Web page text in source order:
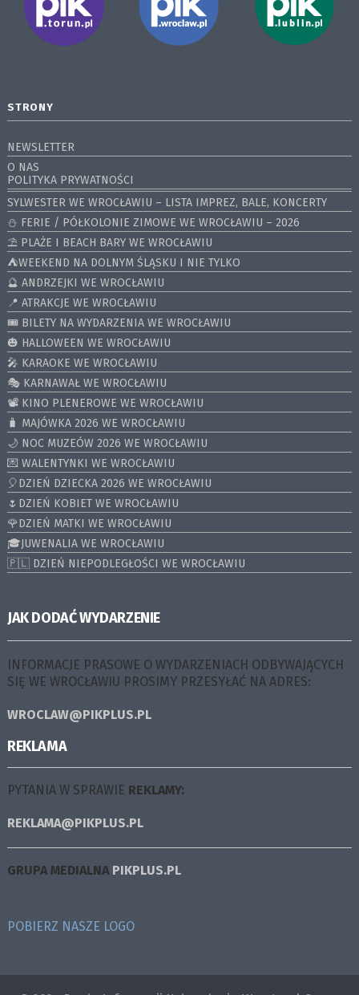
STRONY
NEWSLETTER
O NAS
POLITYKA PRYWATNOŚCI
SYLWESTER WE WROCŁAWIU – LISTA IMPREZ, BALE, KONCERTY
⛄️ FERIE / PÓŁKOLONIE ZIMOWE WE WROCŁAWIU – 2026
⛱️ PLAŻE I BEACH BARY WE WROCŁAWIU
⛺️WEEKEND NA DOLNYM ŚLĄSKU I NIE TYLKO
🔮 ANDRZEJKI WE WROCŁAWIU
📍 ATRAKCJE WE WROCŁAWIU
🎟️ BILETY NA WYDARZENIA WE WROCŁAWIU
🎃 HALLOWEEN WE WROCŁAWIU
🎤 KARAOKE WE WROCŁAWIU
🎭 KARNAWAŁ WE WROCŁAWIU
📽️ KINO PLENEROWE WE WROCŁAWIU
🧳 MAJÓWKA 2026 WE WROCŁAWIU
🌙 NOC MUZEÓW 2026 WE WROCŁAWIU
💌 WALENTYNKI WE WROCŁAWIU
🎈DZIEŃ DZIECKA 2026 WE WROCŁAWIU
🌷DZIEŃ KOBIET WE WROCŁAWIU
🌹DZIEŃ MATKI WE WROCŁAWIU
🎓JUWENALIA WE WROCŁAWIU
🇵🇱 DZIEŃ NIEPODLEGŁOŚCI WE WROCŁAWIU
JAK DODAĆ WYDARZENIE
INFORMACJE PRASOWE O WYDARZENIACH ODBYWAJĄCYCH
SIĘ WE WROCŁAWIU PROSIMY PRZESYŁAĆ NA ADRES:
WROCLAW@PIKPLUS.PL
REKLAMA
PYTANIA W SPRAWIE REKLAMY:
REKLAMA@PIKPLUS.PL
GRUPA MEDIALNA PIKPLUS.PL
POBIERZ NASZE LOGO